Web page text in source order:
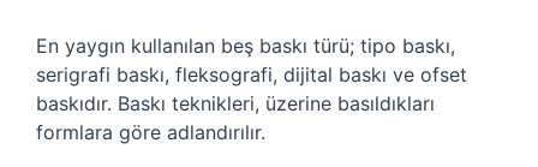
En yaygın kullanılan beş baskı türü; tipo baskı,
serigrafi baskı, fleksografi, dijital baskı ve ofset
baskıdır. Baskı teknikleri, üzerine basıldıkları
formlara göre adlandırılır.